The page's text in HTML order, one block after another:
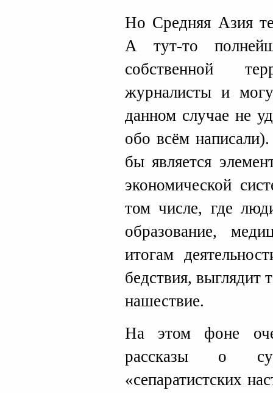
Но Средняя Азия
А тут-то
собственной
журналисты и
данном случае не
обо всём
бы является
экономической
том числе, где
образование,
итогам
бедствия, выглядит
нашествие.
На этом фоне
рассказы о
«сепаратистских